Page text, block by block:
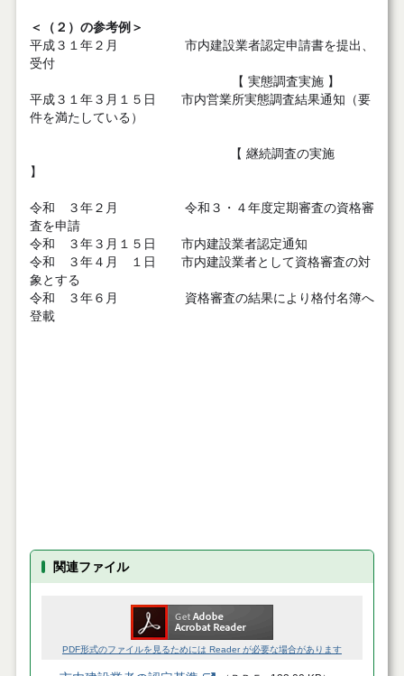
＜（２）の参考例＞
平成３１年２月 市内建設業者認定申請書を提出、
受付
【 実態調査実施 】
平成３１年３月１５日 市内営業所実態調査結果通知（要
件を満たしている）
【 継続調査の実施
】
令和 ３年２月 令和３・４年度定期審査の資格審
査を申請
令和 ３年３月１５日 市内建設業者認定通知
令和 ３年４月 １日 市内建設業者として資格審査の対
象とする
令和 ３年６月 資格審査の結果により格付名簿へ
登載
関連ファイル
PDF形式のファイルを見るためには Reader が必要な場合があります